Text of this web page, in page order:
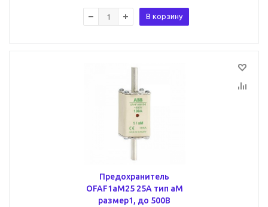
В корзину
Предохранитель
OFAF1aM25 25A тип аМ
размер1, до 500В